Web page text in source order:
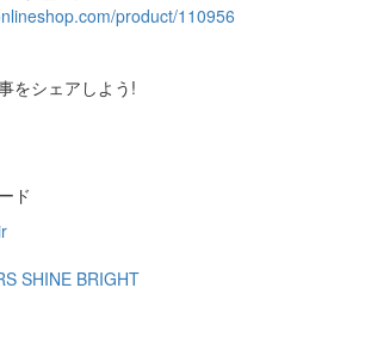
product/110956
をシェアしよう!
ド
SHINE BRIGHT